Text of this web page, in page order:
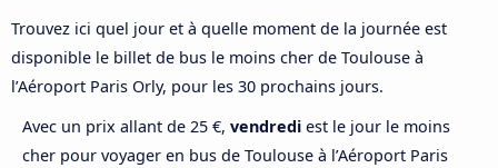
Trouvez ici quel jour et à quelle moment de la journée est
disponible le billet de bus le moins cher de Toulouse à
l’Aéroport Paris Orly, pour les 30 prochains jours.
Avec un prix allant de 25 €, vendredi est le jour le moins
cher pour voyager en bus de Toulouse à l’Aéroport Paris